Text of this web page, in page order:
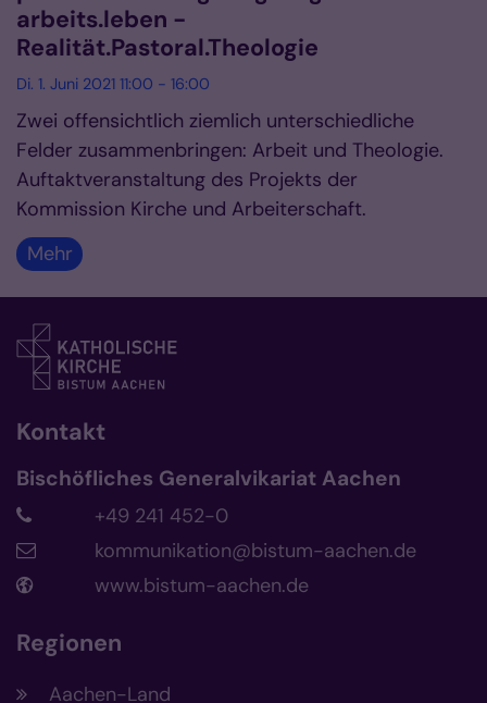
arbeits.leben -
Realität.Pastoral.Theologie
Di. 1. Juni 2021 11:00 - 16:00
Zwei offensichtlich ziemlich unterschiedliche
Felder zusammenbringen: Arbeit und Theologie.
Auftaktveranstaltung des Projekts der
Kommission Kirche und Arbeiterschaft.
Mehr
Kontakt
Bischöfliches Generalvikariat Aachen
+49 241 452-0
kommunikation@bistum-aachen.de
www.bistum-aachen.de
Regionen
Aachen-Land